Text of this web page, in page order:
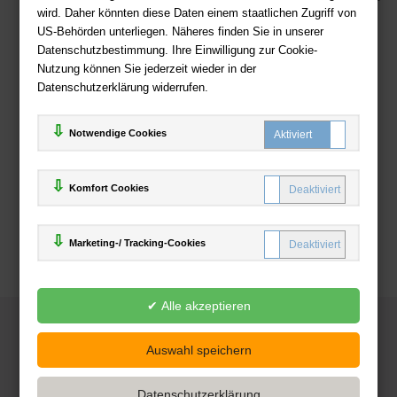
wird. Daher könnten diese Daten einem staatlichen Zugriff von
US-Behörden unterliegen. Näheres finden Sie in unserer
Datenschutzbestimmung. Ihre Einwilligung zur Cookie-
Nutzung können Sie jederzeit wieder in der
Datenschutzerklärung widerrufen.
Notwendige Cookies
Komfort Cookies
Marketing-/ Tracking-Cookies
Zahlweisen
Deutsche-Buchhandlung.de
www.deutsche-buchhandlung.de ist ein Angebot der
Handelsgesellschaft mbH
Powered by Inooga